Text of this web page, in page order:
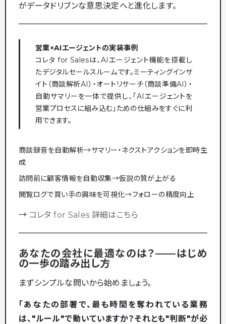
がデータドリブンな意思決定へと進化します。
営業×AIエージェントの実装事例
コレタ for Salesは、AIエージェント機能を搭載し
たデジタルセールスルームです。ミーティングインサ
イト（商談解析AI）・オートリサーチ（商談準備AI）・
自動サマリーを一体で提供し、「AIエージェントを
営業プロセスに組み込む」ための仕組みをすぐに利
用できます。
商談録音を自動解析→サマリー・ネクストアクションを即時生
成
訪問前に顧客情報を自動収集→仮説の質が上がる
閲覧ログで買い手の興味を可視化→フォローの精度向上
→ コレタ for Sales 詳細はこちら
あなたの会社に最適なのは？——はじめ
の一歩の踏み出し方
まずシンプルな問いから始めましょう。
「あなたの部署で、最も時間を奪われている業務
は、"ルール"で動いていますか？それとも"判断"が必